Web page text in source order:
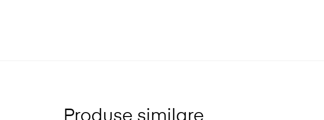
Produse similare